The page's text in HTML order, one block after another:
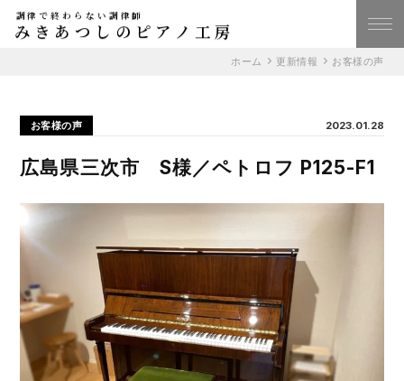
調律で終わらない調律師
みきあつしのピアノ工房
ホーム 更新情報 お客様の声
お客様の声 2023.01.28
広島県三次市 S様／ペトロフ P125-F1